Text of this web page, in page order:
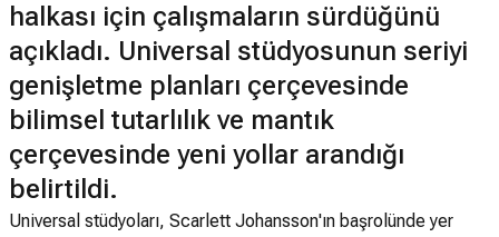
halkası için çalışmaların sürdüğünü
açıkladı. Universal stüdyosunun seriyi
genişletme planları çerçevesinde
bilimsel tutarlılık ve mantık
çerçevesinde yeni yollar arandığı
belirtildi.
Universal stüdyoları, Scarlett Johansson'ın başrolünde yer